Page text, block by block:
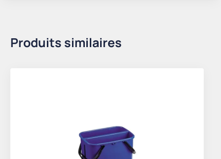
Produits similaires